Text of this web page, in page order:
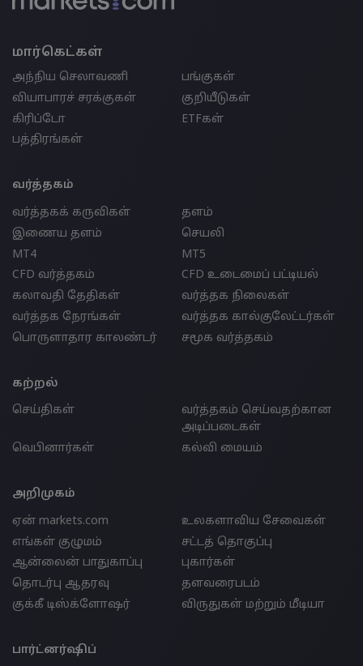
மார்கெட்கள்
அந்நிய செலாவணி
பங்குகள்
வியாபாரச் சரக்குகள்
குறியீடுகள்
கிரிப்டோ
ETFகள்
பத்திரங்கள்
வர்த்தகம்
வர்த்தகக் கருவிகள்
தளம்
இணைய தளம்
செயலி
MT4
MT5
CFD வர்த்தகம்
CFD உடைமைப் பட்டியல்
கலாவதி தேதிகள்
வர்த்தக நிலைகள்
வர்த்தக நேரங்கள்
வர்த்தக கால்குலேட்டர்கள்
பொருளாதார காலண்டர்
சமூக வர்த்தகம்
கற்றல்
செய்திகள்
வர்த்தகம் செய்வதற்கான
அடிப்படைகள்
வெபினார்கள்
கல்வி மையம்
அறிமுகம்
ஏன் markets.com
உலகளாவிய சேவைகள்
எங்கள் குழுமம்
சட்டத் தொகுப்பு
ஆன்லைன் பாதுகாப்பு
புகார்கள்
தொடர்பு ஆதரவு
தளவரைபடம்
குக்கீ டிஸ்க்ளோஷர்
விருதுகள் மற்றும் மீடியா
பார்ட்னர்ஷிப்